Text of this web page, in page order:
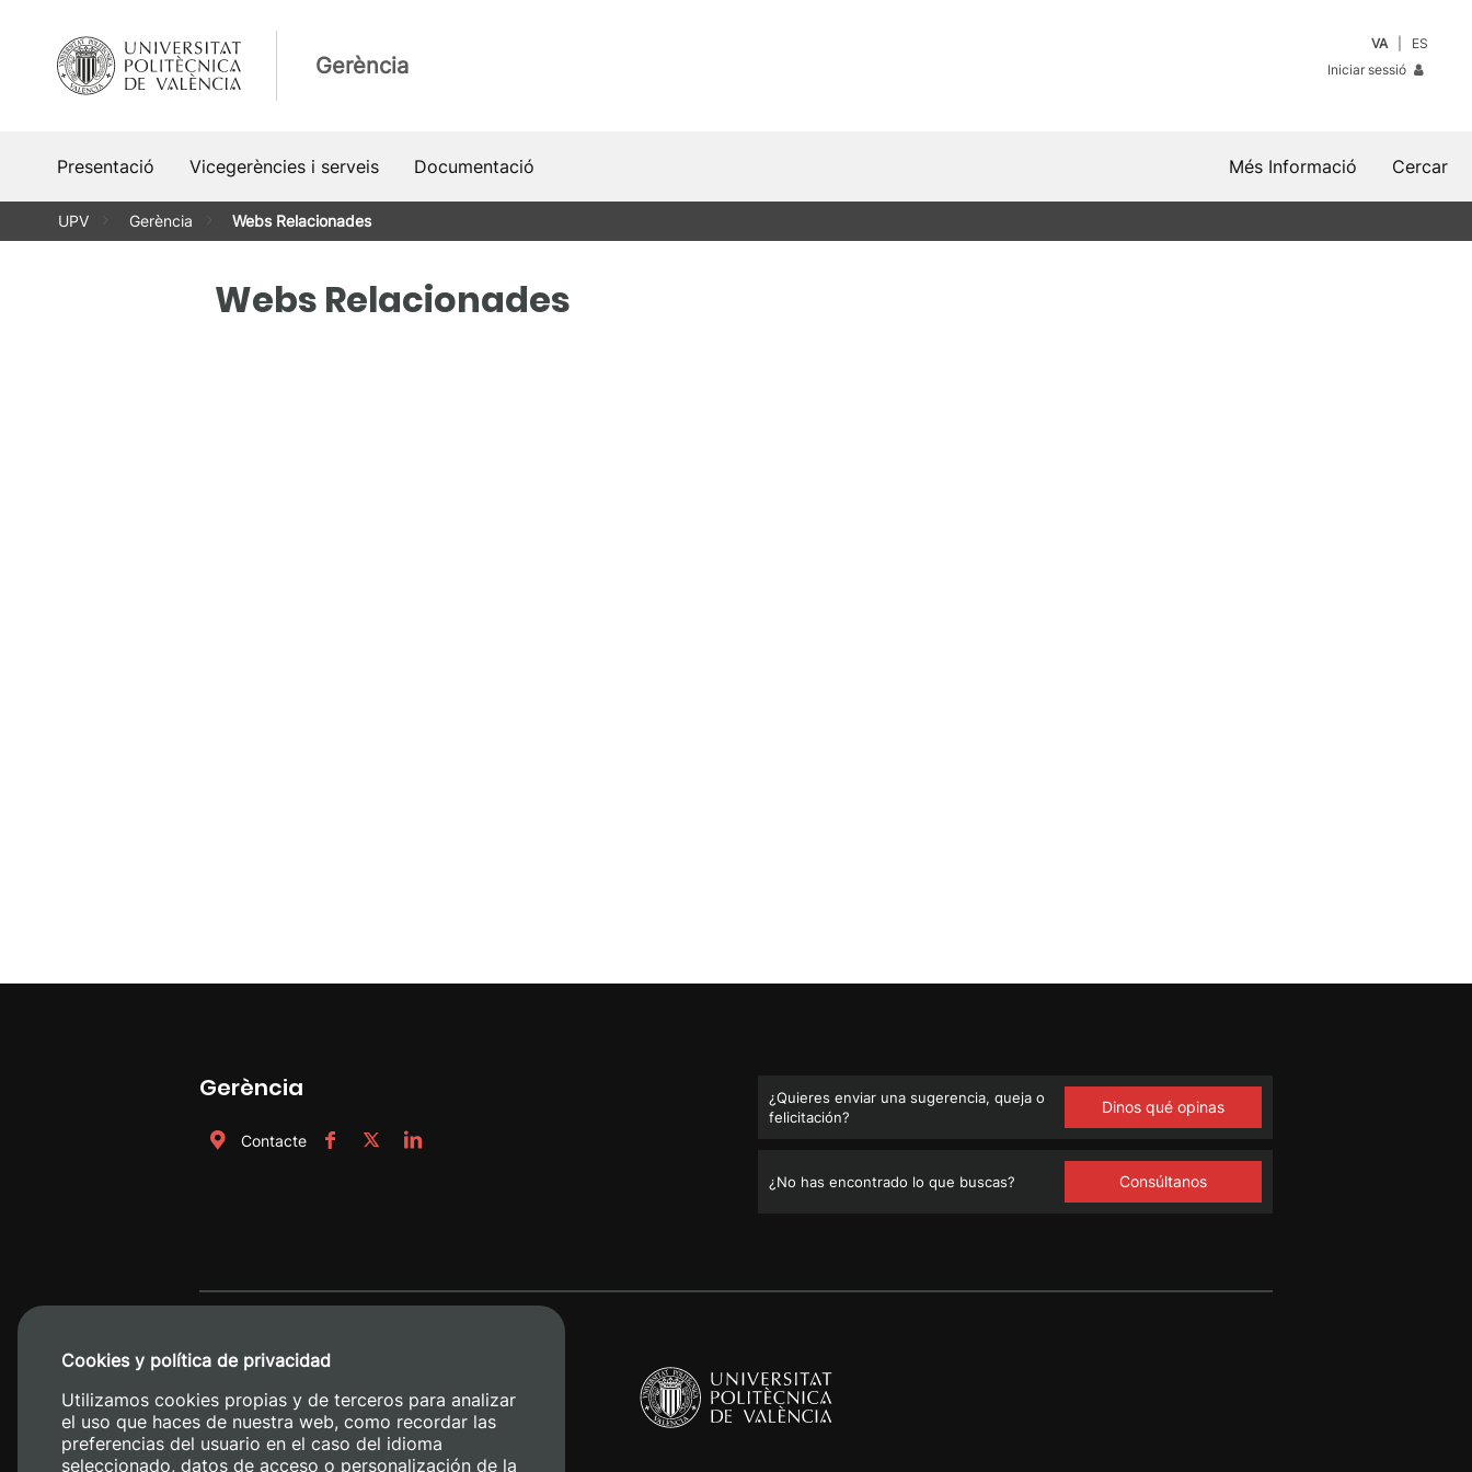
contingut
Gerència
VA
ES
Iniciar sessió
Presentació Vicegerències i serveis Documentació Cercar
Més Informació
UPV Gerència Webs Relacionades
Webs Relacionades
Gerència
Contacte
¿Quieres enviar una sugerencia, queja o
felicitación?
Dinos qué opinas
¿No has encontrado lo que buscas? Consúltanos
Cookies y política de privacidad
Utilizamos cookies propias y de terceros para analizar
el uso que haces de nuestra web, como recordar las
preferencias del usuario en el caso del idioma
seleccionado, datos de acceso o personalización de la